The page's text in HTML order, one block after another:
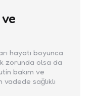
ve
hayatı boyunca
zorunda olsa da
bakım ve
sağlıklı